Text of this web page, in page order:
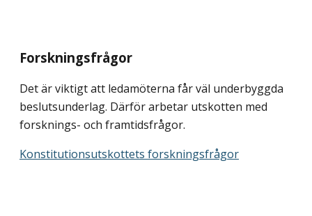
Forskningsfrågor
Det är viktigt att ledamöterna får väl underbyggda
beslutsunderlag. Därför arbetar utskotten med
forsknings- och framtidsfrågor.
Konstitutionsutskottets forskningsfrågor